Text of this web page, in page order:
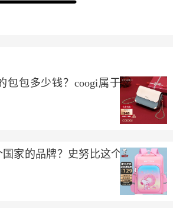
包包多少钱？coogi属于什么档次
家的品牌？史努比这个品牌怎么